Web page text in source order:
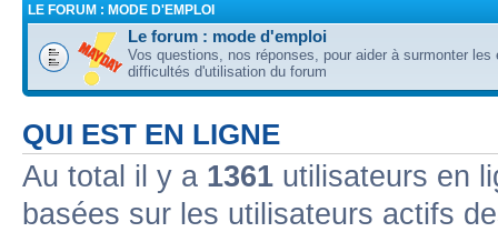
LE FORUM : MODE D'EMPLOI
Le forum : mode d'emploi
Vos questions, nos réponses, pour aider à surmonter les
difficultés d'utilisation du forum
QUI EST EN LIGNE
Au total il y a 1361 utilisateurs en
basées sur les utilisateurs actifs